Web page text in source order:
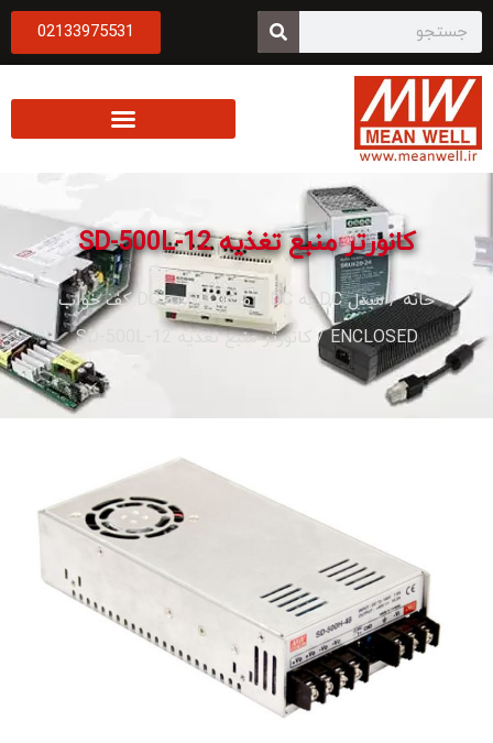
02133975531
کانورتر منبع تغذیه SD-500L-12
خانه/مبدل DC به DC /
مبدل DC به DC کف خواب
ENCLOSED/ کانورتر منبع تغذیه SD-500L-12